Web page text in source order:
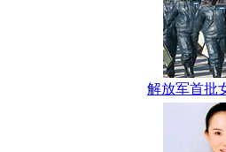
解放军首批